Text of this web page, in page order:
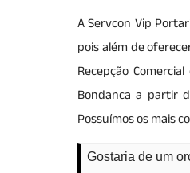
A Servcon Vip
pois além de
Recepção
Bondanca a partir
Possuímos os mais
Gostaria de um